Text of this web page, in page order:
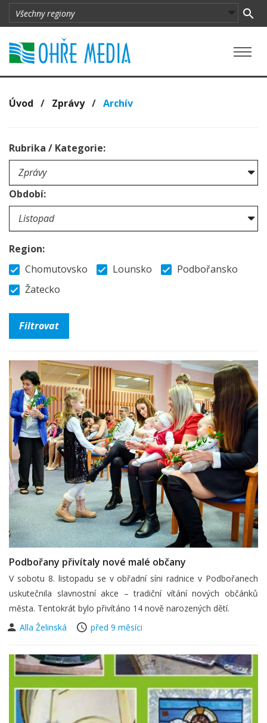
Úvod / Zprávy/ Archív
Rubrika / Kategorie:
Období:
Region:
Chomutovsko
Lounsko
Podbořansko
Žatecko
Podbořany přivítaly nové malé občany
V sobotu 8. listopadu se v obřadní síni radnice v Podbořanech
uskutečnila slavnostní akce – tradiční vítání nových občánků
města. Tentokrát bylo přivítáno 14 nově narozených dětí.
Alla Želinská
před 9 měsíci